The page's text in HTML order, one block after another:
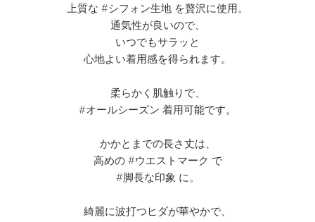
上質な #シフォン生地 を贅沢に使用。
通気性が良いので、
いつでもサラッと
心地よい着用感を得られます。
柔らかく肌触りで、
#オールシーズン 着用可能です。
かかとまでの長さ丈は、
高めの #ウエストマーク で
#脚長な印象 に。
綺麗に波打つヒダが華やかで、